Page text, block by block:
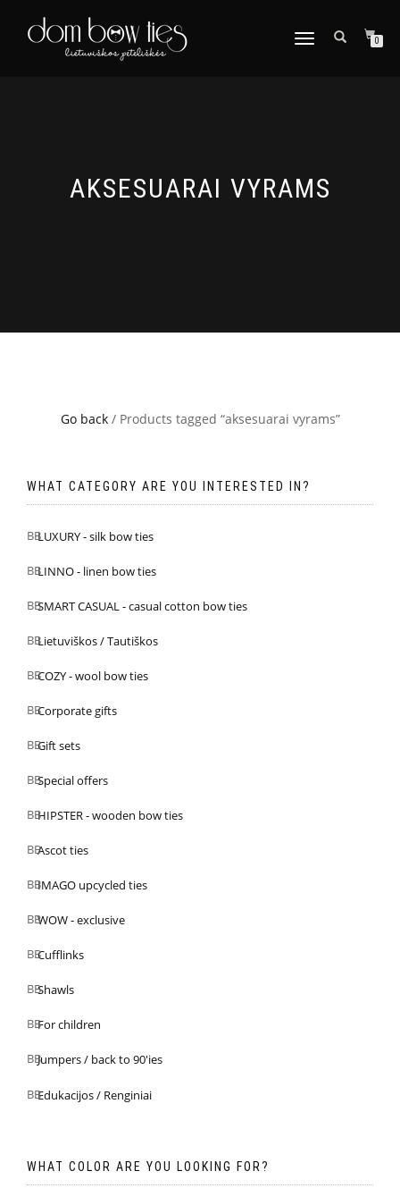
TOGGLE
0
AKSESUARAI VYRAMS
Go back/ Products tagged “aksesuarai vyrams”
WHAT CATEGORY ARE YOU INTERESTED IN?
LUXURY - silk bow ties
LINNO - linen bow ties
SMART CASUAL - casual cotton bow ties
Lietuviškos / Tautiškos
COZY - wool bow ties
Corporate gifts
Gift sets
Special offers
HIPSTER - wooden bow ties
Ascot ties
IMAGO upcycled ties
WOW - exclusive
Cufflinks
Shawls
For children
Jumpers / back to 90'ies
Edukacijos / Renginiai
WHAT COLOR ARE YOU LOOKING FOR?